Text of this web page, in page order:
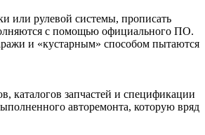
или рулевой системы, прописать
с помощью официального ПО.
и «кустарным» способом пытаются
запчастей и спецификации
авторемонта, которую вряд